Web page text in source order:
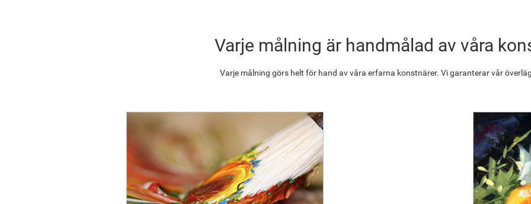
Varje målning är handmålad av våra
Varje målning görs helt för hand av våra erfarna konstnärer. Vi garanterar vår